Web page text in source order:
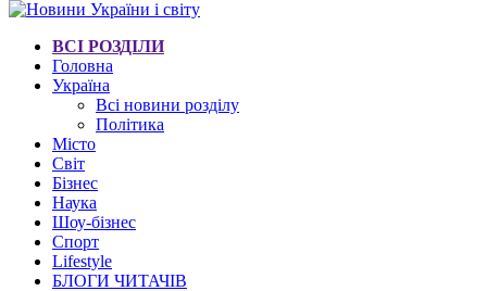
ВСІ РОЗДІЛИ
Головна
Україна
Всі новини розділу
Політика
Місто
Світ
Бізнес
Наука
Шоу-бізнес
Спорт
Lifestyle
БЛОГИ ЧИТАЧІВ